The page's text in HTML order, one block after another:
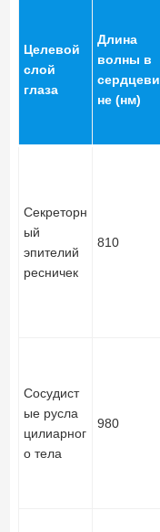
Целевой
слой
глаза
Длина
волны в
сердцеви
не (нм)
Секреторн
ый
эпителий
ресничек
810
Сосудист
ые русла
цилиарног
о тела
980